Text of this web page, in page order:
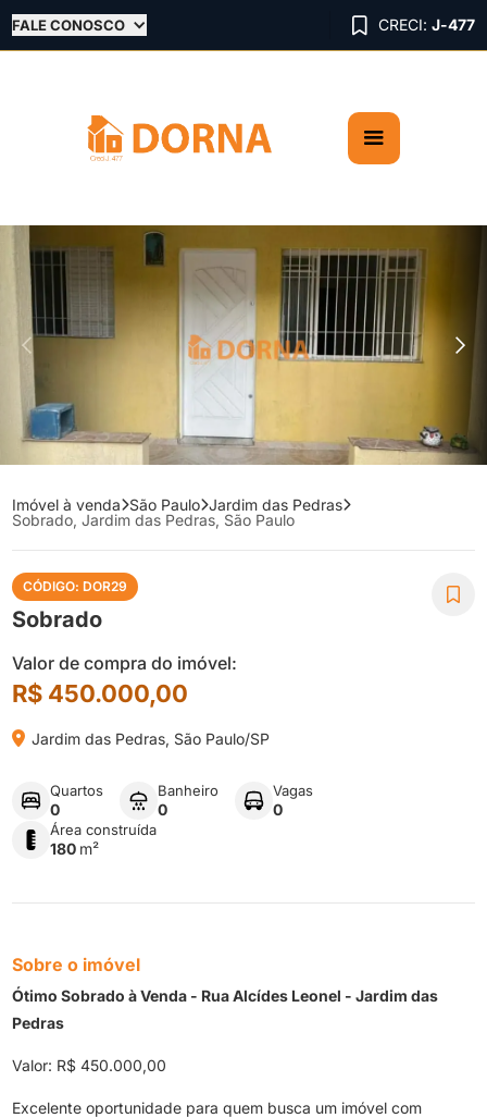
FALE CONOSCO  CRECI: J-477
Imóvel à venda São Paulo Jardim das Pedras
Sobrado, Jardim das Pedras, São Paulo
CÓDIGO: DOR29
Sobrado
Valor de compra do imóvel:
R$ 450.000,00
 Jardim das Pedras, São Paulo/SP
Quartos
0
Banheiro
0
Vagas
0
Área construída
180 m²

Sobre o imóvel
Ótimo Sobrado à Venda - Rua Alcídes Leonel - Jardim das
Pedras
Valor: R$ 450.000,00
Excelente oportunidade para quem busca um imóvel com